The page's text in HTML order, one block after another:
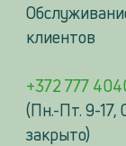
клиентов
+372 777
(Пн.-Пт. 9-17,
закрыто)